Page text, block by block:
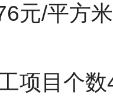
元/平方
项目个